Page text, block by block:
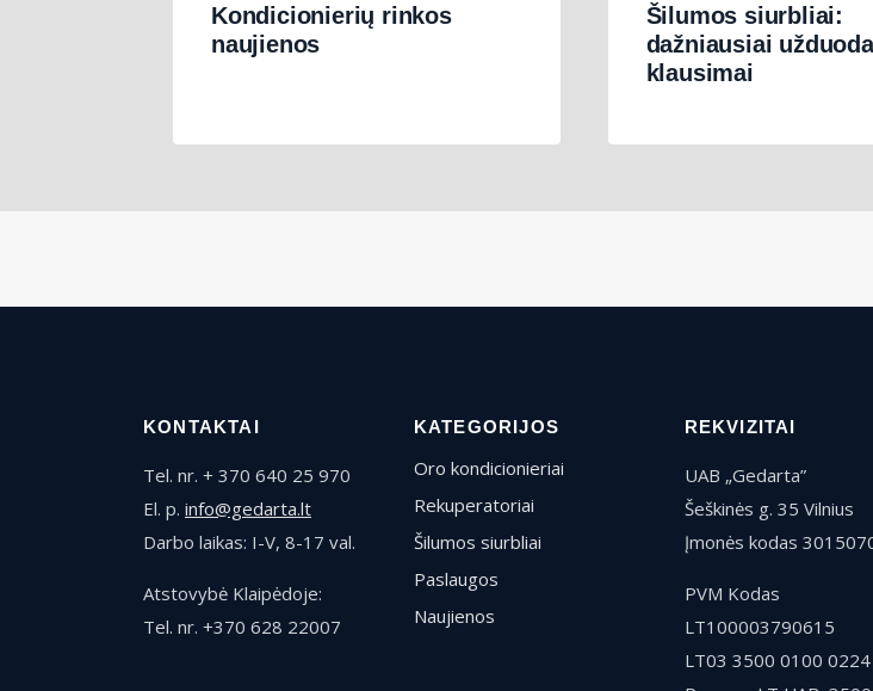
Kondicionierių rinkos
naujienos
Šilumos siurbliai:
dažniausiai
klausimai
KONTAKTAI
Tel. nr. + 370 640 25 970
El. p. info@gedarta.lt
Darbo laikas: I-V, 8-17 val.
Atstovybė Klaipėdoje:
Tel. nr. +370 628 22007
KATEGORIJOS
Oro kondicionieriai
Rekuperatoriai
Šilumos siurbliai
Paslaugos
Naujienos
REKVIZITAI
UAB „Gedarta”
Šeškinės g. 35 Vilnius
Įmonės kodas
PVM Kodas
LT100003790615
LT03 3500 0100